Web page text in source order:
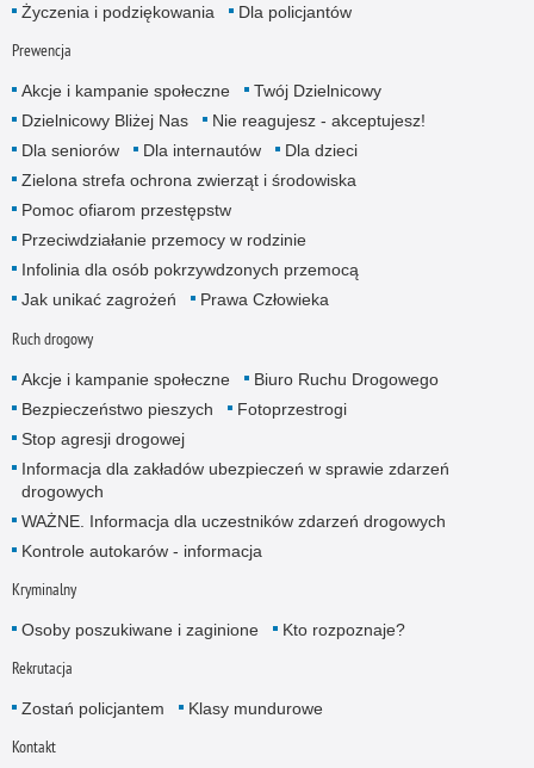
Życzenia i podziękowania
Dla policjantów
Prewencja
Akcje i kampanie społeczne
Twój Dzielnicowy
Dzielnicowy Bliżej Nas
Nie reagujesz - akceptujesz!
Dla seniorów
Dla internautów
Dla dzieci
Zielona strefa ochrona zwierząt i środowiska
Pomoc ofiarom przestępstw
Przeciwdziałanie przemocy w rodzinie
Infolinia dla osób pokrzywdzonych przemocą
Jak unikać zagrożeń
Prawa Człowieka
Ruch drogowy
Akcje i kampanie społeczne
Biuro Ruchu Drogowego
Bezpieczeństwo pieszych
Fotoprzestrogi
Stop agresji drogowej
Informacja dla zakładów ubezpieczeń w sprawie zdarzeń
drogowych
WAŻNE. Informacja dla uczestników zdarzeń drogowych
Kontrole autokarów - informacja
Kryminalny
Osoby poszukiwane i zaginione Kto rozpoznaje?
Rekrutacja
Zostań policjantem Klasy mundurowe
Kontakt